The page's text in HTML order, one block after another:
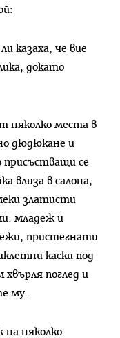
казаха, че вие
докато
няколко места в
дюдюкане и
се
влиза в салона,
златисти
младеж и
пристегнати
каски под
поглед и
му.
на няколко